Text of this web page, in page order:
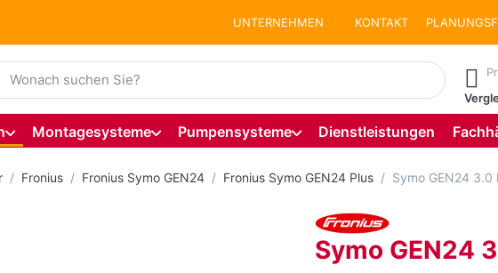
UNTERNEHMEN KONTAKT
Sie einen Suchbegriff ein. Während Sie tippen, erscheinen automatisch
Montagesysteme Pumpensysteme Dienstleistungen
Fronius Fronius Symo GEN24 Fronius Symo GEN24 Plus Symo GEN24 3.0
Symo GEN24